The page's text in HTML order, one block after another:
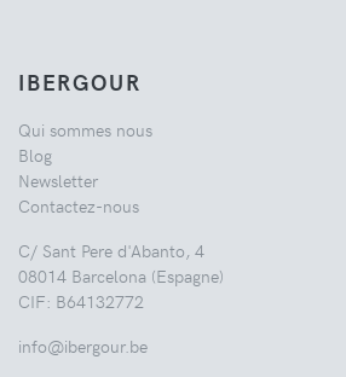
IBERGOUR
Qui sommes nous
Blog
Newsletter
Contactez-nous
C/ Sant Pere d'Abanto, 4
08014 Barcelona (Espagne)
CIF: B64132772
info@ibergour.be